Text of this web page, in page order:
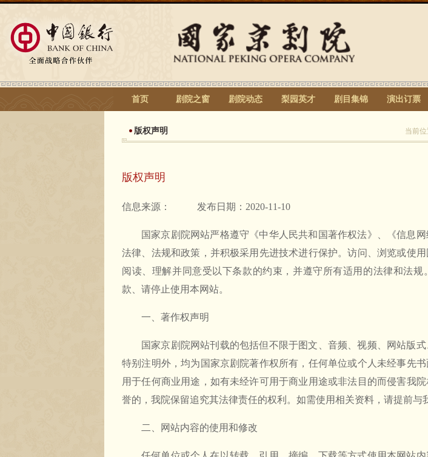
首页 剧院之窗 剧院动态 梨园英才 剧目集锦 演出订票
版权声明 当前位
版权声明
信息来源： 发布日期：2020-11-10
国家京剧院网站严格遵守《中华人民共和国著作权法》、《信息
法律、法规和政策，并积极采用先进技术进行保护。访问、浏览或使
阅读、理解并同意受以下条款的约束，并遵守所有适用的法律和法规
款、请停止使用本网站。
一、著作权声明
国家京剧院网站刊载的包括但不限于图文、音频、视频、网站版
特别注明外，均为国家京剧院著作权所有，任何单位或个人未经事先
用于任何商业用途，如有未经许可用于商业用途或非法目的而侵害我
誉的，我院保留追究其法律责任的权利。如需使用相关资料，请提前与
二、网站内容的使用和修改